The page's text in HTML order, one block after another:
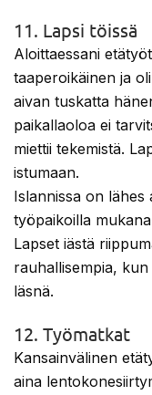
11. Lapsi töissä
Aloittaessani
taaperoikäinen ja
aivan tuskatta
paikallaoloa ei
miettii tekemistä.
istumaan.
Islannissa on
työpaikoilla
Lapset iästä
rauhallisempia,
läsnä.
12. Työmatkat
Kansainvälinen
aina